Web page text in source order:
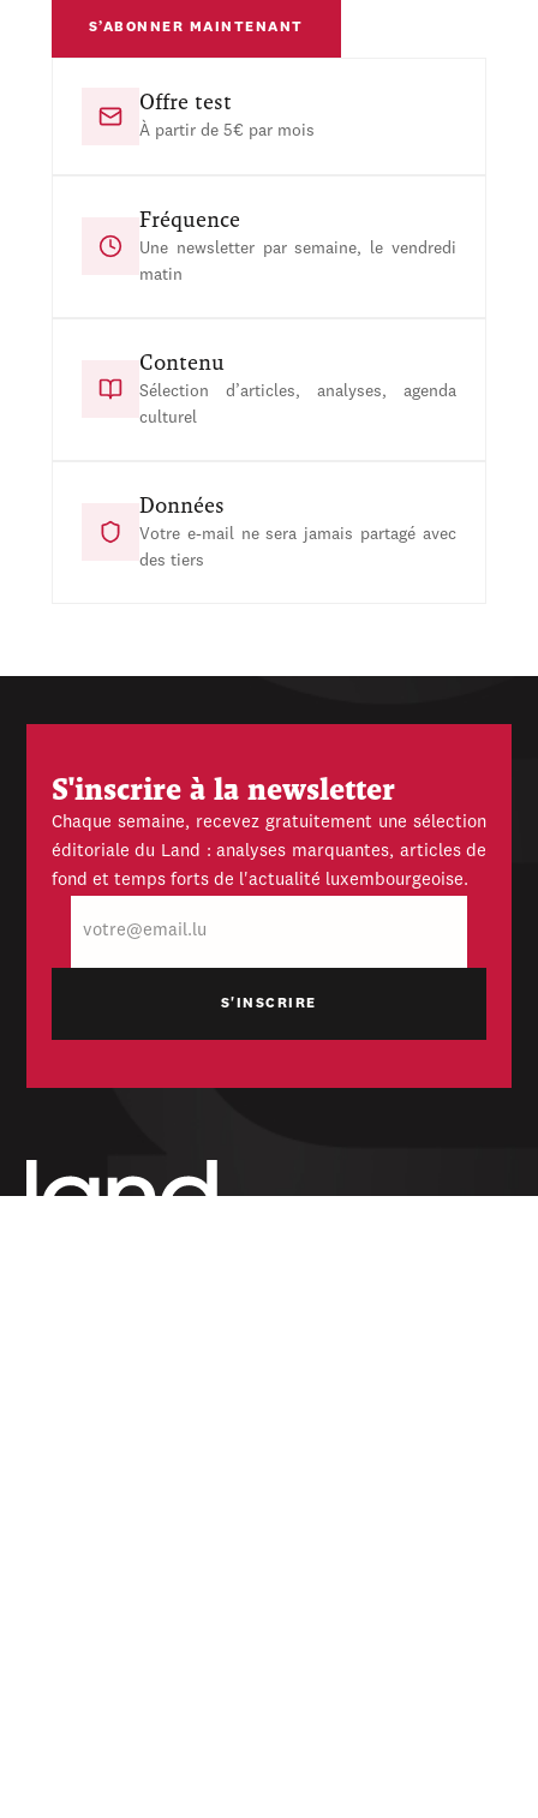
S’ABONNER MAINTENANT
Offre test
À partir de 5€ par mois
Fréquence
Une newsletter par semaine, le vendredi
matin
Contenu
Sélection d’articles, analyses, agenda
culturel
Données
Votre e-mail ne sera jamais partagé avec
des tiers
S'inscrire à la newsletter
Chaque semaine, recevez gratuitement une sélection
éditoriale du Land : analyses marquantes, articles de
fond et temps forts de l'actualité luxembourgeoise.
mail